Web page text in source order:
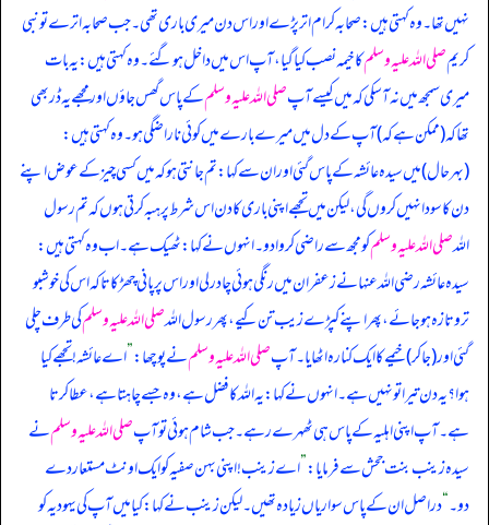
نہیں تھا۔ وہ کہتی ہیں: صحابہ کرام اتر پڑے اور اس دن میری باری تھی۔ جب صحابہ اترے تو نبی
کریمصلی اللہ علیہ وسلمکا خیمہ نصب کیا گیا، آپ اس میں داخل ہو گئے۔ وہ کہتی ہیں: یہ بات
میری سمجھ میں نہ آ سکی کہ میں کیسے آپصلی اللہ علیہ وسلمکے پاس گھس جاؤں اور مجھے یہ ڈر بھی
تھا کہ (‏‏‏‏ممکن ہے کہ) آپ کے دل میں میرے بارے میں کوئی ناراضگی ہو۔ وہ کہتی ہیں:
(‏‏‏‏بہرحال) میں سیدہ عائشہ کے پاس گئی اور ان سے کہا: تم جانتی ہو کہ میں کسی چیز کے عوض اپنے
دن کا سودا نہیں کروں گی، لیکن میں تجھے اپنی باری کا دن اس شرط پر ہبہ کرتی ہوں کہ تم رسول
اللہصلی اللہ علیہ وسلمکو مجھ سے راضی کروا دو۔ انہوں نے کہا: ٹھیک ہے۔ اب وہ کہتی ہیں:
سیدہ عائشہ رضی اللہ عنہا نے زعفران میں رنگی ہوئی چادر لی اور اس پر پانی چھڑکا تاکہ اس کی خوشبو
تروتازہ ہو جائے، پھر اپنے کپڑے زیب تن کیے، پھر رسول اللہصلی اللہ علیہ وسلمکی طرف چلی
گئی اور (‏‏‏‏جا کر) خیمے کا ایک کنارہ اٹھایا۔ آپصلی اللہ علیہ وسلمنے پوچھا:”اے عائشہ! تجھے کیا
ہوا؟ یہ دن تیرا تو نہیں ہے۔ انہوں نے کہا: یہ اللہ کا فضل ہے، وہ جسے چاہتا ہے، عطا کرتا
ہے۔ آپ اپنی اہلیہ کے پاس ہی ٹھہرے رہے۔ جب شام ہوئی تو آپصلی اللہ علیہ وسلمنے
سیدہ زینب بنت جحش سے فرمایا:”اے زینب! اپنی بہن صفیہ کو ایک اونٹ مستعار دے
دو۔“دراصل ان کے پاس سواریاں زیادہ تھیں۔ لیکن زینب نے کہا: کیا میں آپ کی یہودیہ کو